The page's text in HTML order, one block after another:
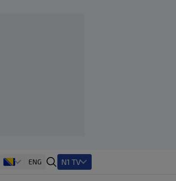
ENG N1 TV